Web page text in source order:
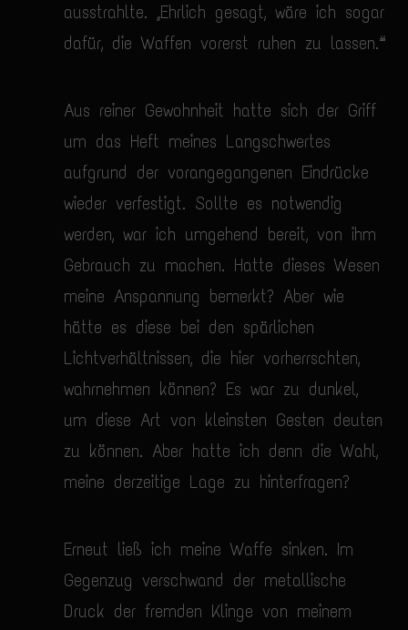
ausstrahlte. „Ehrlich gesagt, wäre ich sogar
dafür, die Waffen vorerst ruhen zu lassen.“
Aus reiner Gewohnheit hatte sich der Griff
um das Heft meines Langschwertes
aufgrund der vorangegangenen Eindrücke
wieder verfestigt. Sollte es notwendig
werden, war ich umgehend bereit, von ihm
Gebrauch zu machen. Hatte dieses Wesen
meine Anspannung bemerkt? Aber wie
hätte es diese bei den spärlichen
Lichtverhältnissen, die hier vorherrschten,
wahrnehmen können? Es war zu dunkel,
um diese Art von kleinsten Gesten deuten
zu können. Aber hatte ich denn die Wahl,
meine derzeitige Lage zu hinterfragen?
Erneut ließ ich meine Waffe sinken. Im
Gegenzug verschwand der metallische
Druck der fremden Klinge von meinem